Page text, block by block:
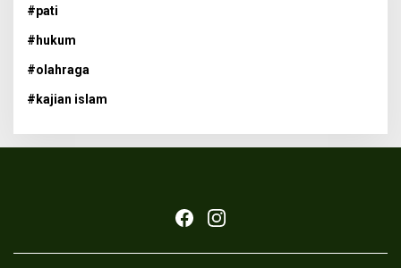
#pati
#hukum
#olahraga
#kajian islam